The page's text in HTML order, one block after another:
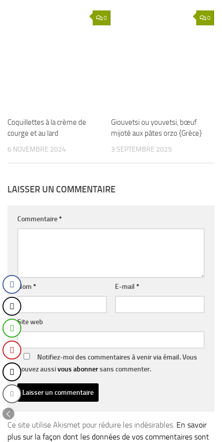
0
Coquillettes à la crème de
courge et au lard
6 NOVEMBRE 2024
0
Giouvetsi ou youvetsi, bœuf
mijoté aux pâtes orzo {Grèce}
3 SEPTEMBRE 2025
LAISSER UN COMMENTAIRE
Commentaire*
Nom * E-mail *
Site web
Notifiez-moi des commentaires à venir via émail. Vous
pouvez aussivous abonnersans commenter.
Ce site utilise Akismet pour réduire les indésirables. En savoir
plus sur la façon dont les données de vos commentaires sont